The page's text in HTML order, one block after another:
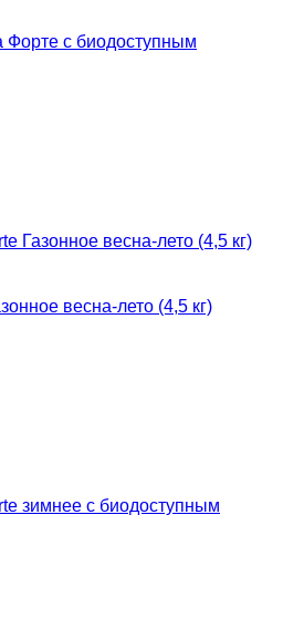
Форте с биодоступным
весна-лето (4,5 кг)